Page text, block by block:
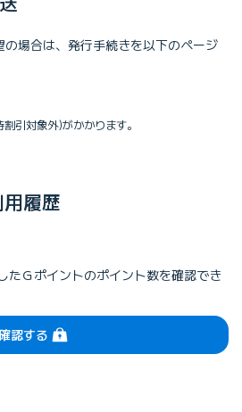
場合は、発⾏⼿続きを以下のページ
引対象外)がかかります。
履歴
たＧポイントのポイント数を確認でき
認する（ログイン）